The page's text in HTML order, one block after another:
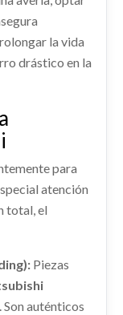
(4-PTAS.)
(4-PTAS.)
(4-PTAS.)
(4-PTAS.)
(4-PTAS.)
(4-PTAS.)
(4-PTAS.)
(4-PTAS.)
la vida
drástico en la
para
atención
total, el
Piezas
. Son auténticos